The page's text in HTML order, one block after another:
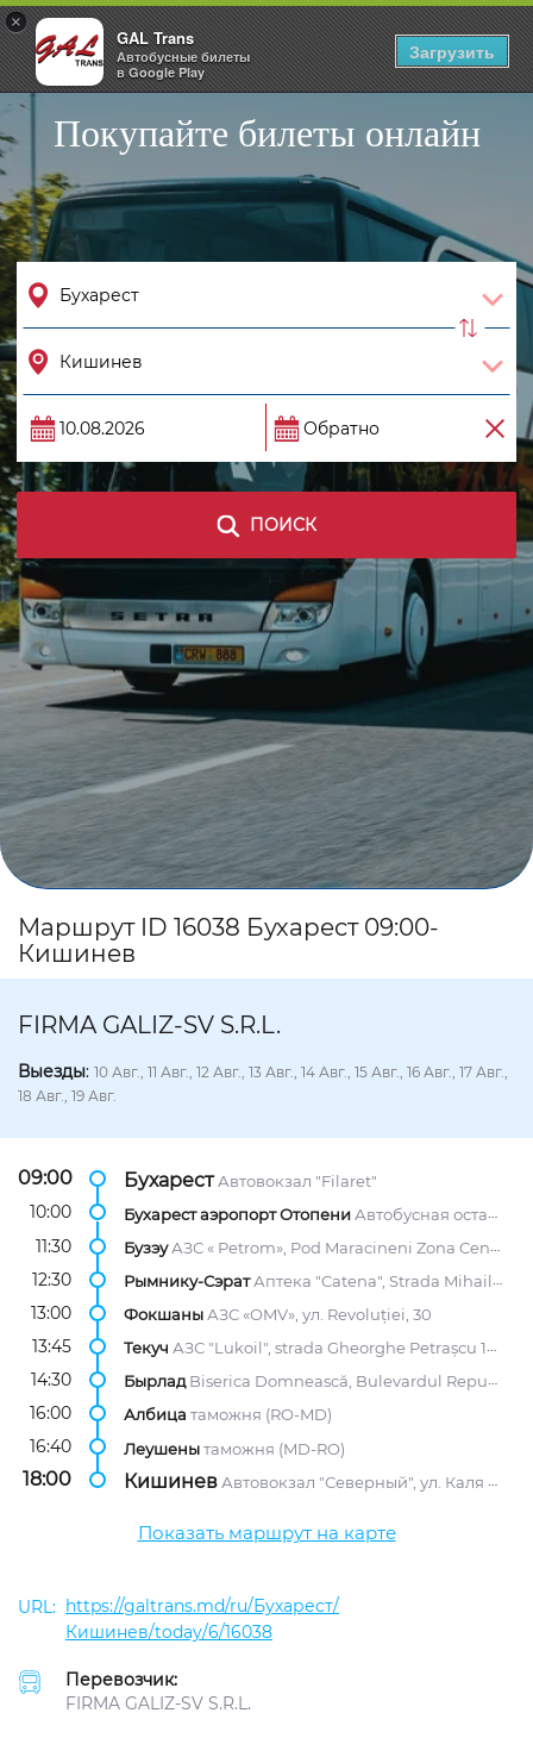
Покупайте билеты онлайн
ПОИСК
Маршрут ID 16038 Бухарест 09:00-
Кишинев
FIRMA GALIZ-SV S.R.L.
Выезды: 10 Авг., 11 Авг., 12 Авг., 13 Авг., 14 Авг., 15 Авг., 16 Авг., 17 Авг.,
18 Авг., 19 Авг.
09:00 Бухарест Автовокзал "Filaret"
10:00 Бухарест аэропорт Отопени Автобусная остановка, возле терминала PLECARI, выходы C и D.
11:30 Бузэу АЗС « Petrom», Pod Maracineni Zona Centura
12:30 Рымнику-Сэрат Аптека "Catena", Strada Mihail Kogalniceanu 3
13:00 Фокшаны АЗС «OMV», ул. Revoluției, 30
13:45 Текуч АЗС "Lukoil", strada Gheorghe Petrașcu 104
14:30 Бырлад Biserica Domnească, Bulevardul Republicii
16:00 Албица таможня (RO-MD)
16:40 Леушенытаможня (MD-RO)
18:00 Кишинев Автовокзал "Северный", ул. Каля Мошилор, 2/1
Показать маршрут на карте
https://galtrans.md/ru/Бухарест/
Кишинев/today/6/16038
Перевозчик:
FIRMA GALIZ-SV S.R.L.
×
GAL Trans
Автобусные билеты
в Google Play
Загрузить